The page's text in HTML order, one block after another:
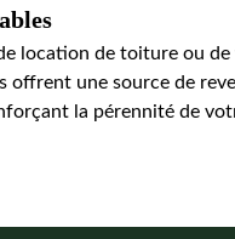
location de toiture ou de
offrent une source de
la pérennité de